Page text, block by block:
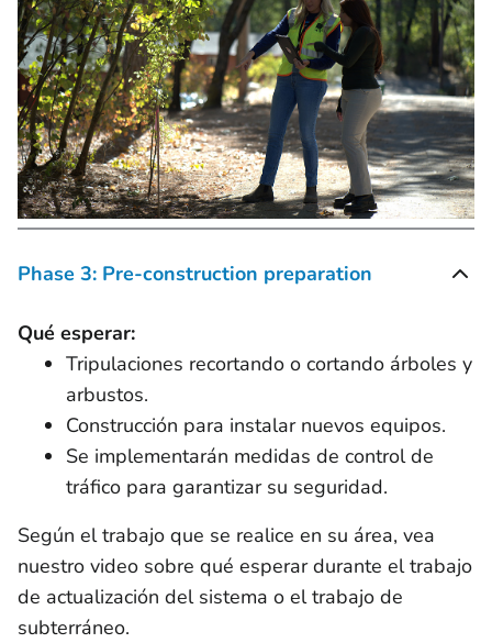
Phase 3: Pre-construction preparation
Qué esperar:
Tripulaciones recortando o cortando árboles y
arbustos.
Construcción para instalar nuevos equipos.
Se implementarán medidas de control de
tráfico para garantizar su seguridad.
Según el trabajo que se realice en su área, vea
nuestro video sobre qué esperar durante el trabajo
de actualización del sistema o el trabajo de
subterráneo.